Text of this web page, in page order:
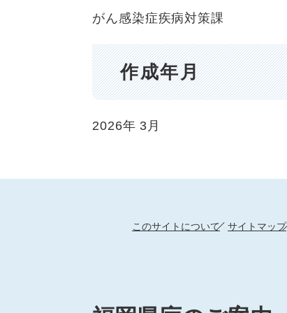
がん感染症疾病対策課
作成年月
2026年 3月
このサイトについて サイトマップ